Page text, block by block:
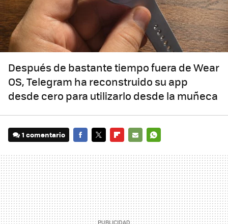
Después de bastante tiempo fuera de Wear
OS, Telegram ha reconstruido su app
desde cero para utilizarlo desde la muñeca
1 comentario
MAIL